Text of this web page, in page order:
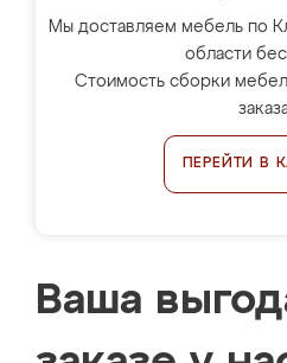
Мы доставляем мебель по
области
Стоимость сборки
ПЕРЕЙТИ В
Ваша